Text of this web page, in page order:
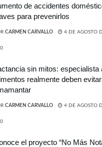
de accidentes
para prevenirlos
CARMEN CARVALLO 4 DE AGOSTO
0
sin mitos: especialista
realmente deben
CARMEN CARVALLO 4 DE AGOSTO
0
el proyecto “No Más